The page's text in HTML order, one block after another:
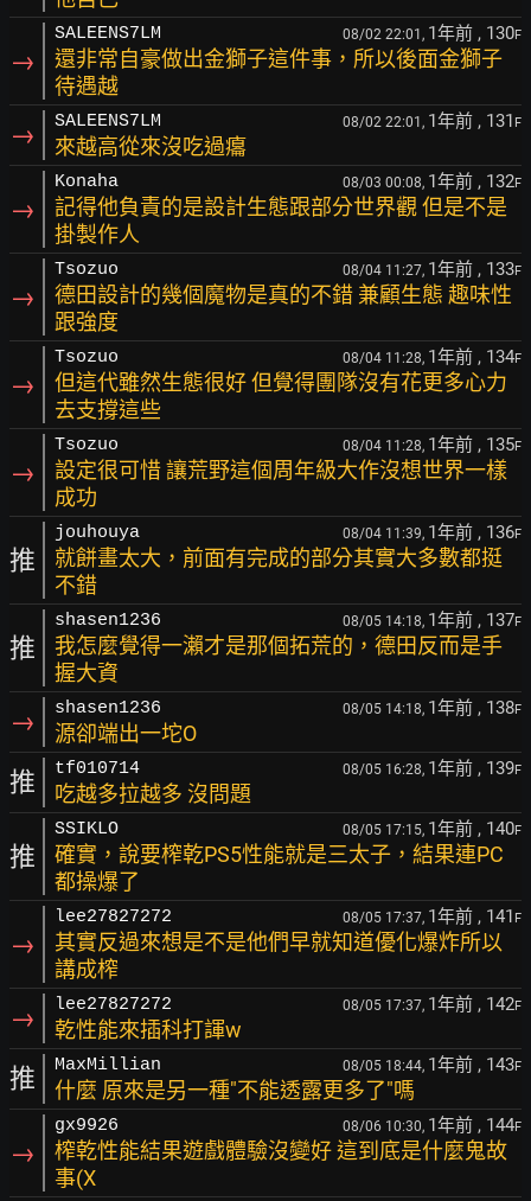
→
SALEENS7LM 08/02 22:01, 1年前 , 130F
還非常自豪做出金獅子這件事，所以後面金獅子
待遇越
→ SALEENS7LM 08/02 22:01, 1年前 , 131 F
來越高從來沒吃過癟
→
Konaha 08/03 00:08, 1年前 , 132F
記得他負責的是設計生態跟部分世界觀 但是不是
掛製作人
→
Tsozuo 08/04 11:27, 1年前 , 133F
德田設計的幾個魔物是真的不錯 兼顧生態 趣味性
跟強度
→
Tsozuo 08/04 11:28, 1年前 , 134F
但這代雖然生態很好 但覺得團隊沒有花更多心力
去支撐這些
→
Tsozuo 08/04 11:28, 1年前 , 135F
設定很可惜 讓荒野這個周年級大作沒想世界一樣
成功
推
jouhouya 08/04 11:39, 1年前 , 136F
就餅畫太大，前面有完成的部分其實大多數都挺
不錯
推
shasen1236 08/05 14:18, 1年前 , 137F
我怎麼覺得一瀨才是那個拓荒的，德田反而是手
握大資
→ shasen1236 08/05 14:18, 1年前 , 138F
源卻端出一坨O
推 tf010714 08/05 16:28, 1年前 , 139F
吃越多拉越多 沒問題
推
SSIKLO 08/05 17:15, 1年前 , 140F
確實，說要榨乾PS5性能就是三太子，結果連PC
都操爆了
→
lee27827272 08/05 17:37, 1年前 , 141 F
其實反過來想是不是他們早就知道優化爆炸所以
講成榨
→ lee27827272 08/05 17:37, 1年前 , 142F
乾性能來插科打諢w
推 MaxMillian 08/05 18:44, 1年前 , 143F
什麼 原來是另一種"不能透露更多了"嗎
→
gx9926 08/06 10:30, 1年前 , 144F
榨乾性能結果遊戲體驗沒變好 這到底是什麼鬼故
事(X